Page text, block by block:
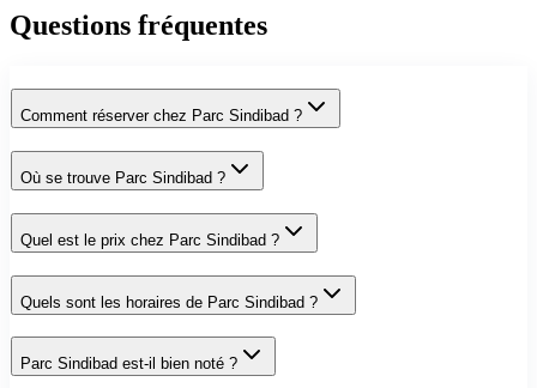
Questions fréquentes
Comment réserver chez Parc Sindibad ?
Où se trouve Parc Sindibad ?
Quel est le prix chez Parc Sindibad ?
Quels sont les horaires de Parc Sindibad ?
Parc Sindibad est-il bien noté ?